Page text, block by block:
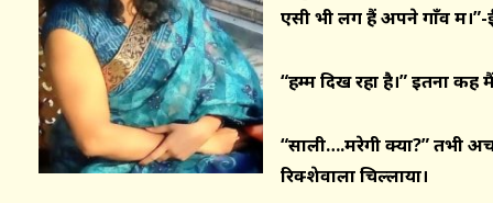
एसी भी लग हैं अपने गाँव में।”-ई
“हम्म दिख रहा है।” इतना कह
“साली….मरेगी क्या?” तभी
रिक्शेवाला चिल्लाया।